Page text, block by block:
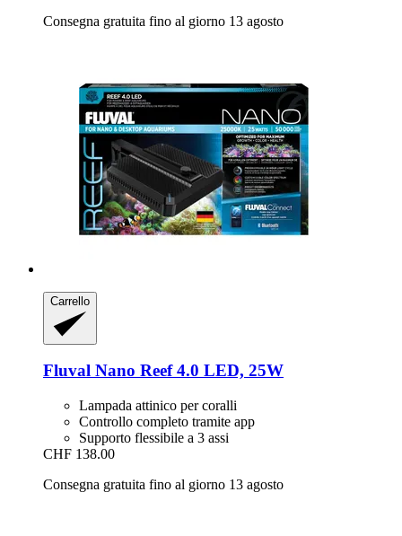
Consegna gratuita fino al giorno 13 agosto
Carrello
Fluval Nano Reef 4.0 LED, 25W
Lampada attinico per coralli
Controllo completo tramite app
Supporto flessibile a 3 assi
CHF 138.00
Consegna gratuita fino al giorno 13 agosto